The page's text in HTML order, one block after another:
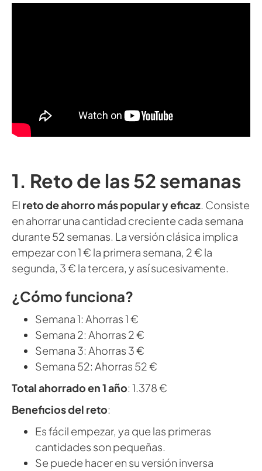
1. Reto de las 52 semanas
El reto de ahorro más popular y eficaz. Consiste
en ahorrar una cantidad creciente cada semana
durante 52 semanas. La versión clásica implica
empezar con 1 € la primera semana, 2 € la
segunda, 3 € la tercera, y así sucesivamente.
¿Cómo funciona?
Semana 1: Ahorras 1 €
Semana 2: Ahorras 2 €
Semana 3: Ahorras 3 €
Semana 52: Ahorras 52 €
Total ahorrado en 1 año: 1.378 €
Beneficios del reto:
Es fácil empezar, ya que las primeras
cantidades son pequeñas.
Se puede hacer en su versión inversa